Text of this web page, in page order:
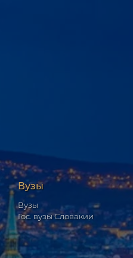
Вузы
Вузы
Гос. вузы Словакии